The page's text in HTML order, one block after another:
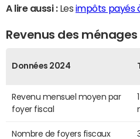
A lire aussi :Les impôts payés
Revenus des ménages
Données 2024
Revenu mensuel moyen par
foyer fiscal
Nombre de foyers fiscaux